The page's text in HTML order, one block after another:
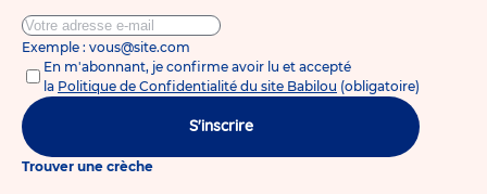
Exemple : vous@site.com
En m'abonnant, je confirme avoir lu et accepté
la Politique de Confidentialité du site Babilou (obligatoire)
S'inscrire
Trouver une crèche